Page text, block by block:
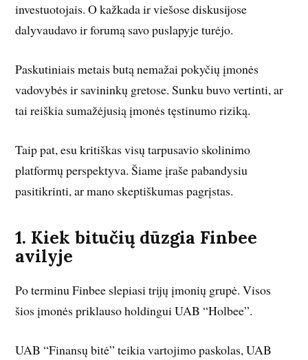
investuotojais. O kažkada ir viešose diskusijose
dalyvaudavo ir forumą savo puslapyje turėjo.
Paskutiniais metais butą nemažai pokyčių įmonės
vadovybės ir savininkų gretose. Sunku buvo vertinti, ar
tai reiškia sumažėjusią įmonės tęstinumo riziką.
Taip pat, esu kritiškas visų tarpusavio skolinimo
platformų perspektyva. Šiame įraše pabandysiu
pasitikrinti, ar mano skeptiškumas pagrįstas.
1. Kiek bitučių dūzgia Finbee
avilyje
Po terminu Finbee slepiasi trijų įmonių grupė. Visos
šios įmonės priklauso holdingui UAB “Holbee”.
UAB “Finansų bitė” teikia vartojimo paskolas, UAB